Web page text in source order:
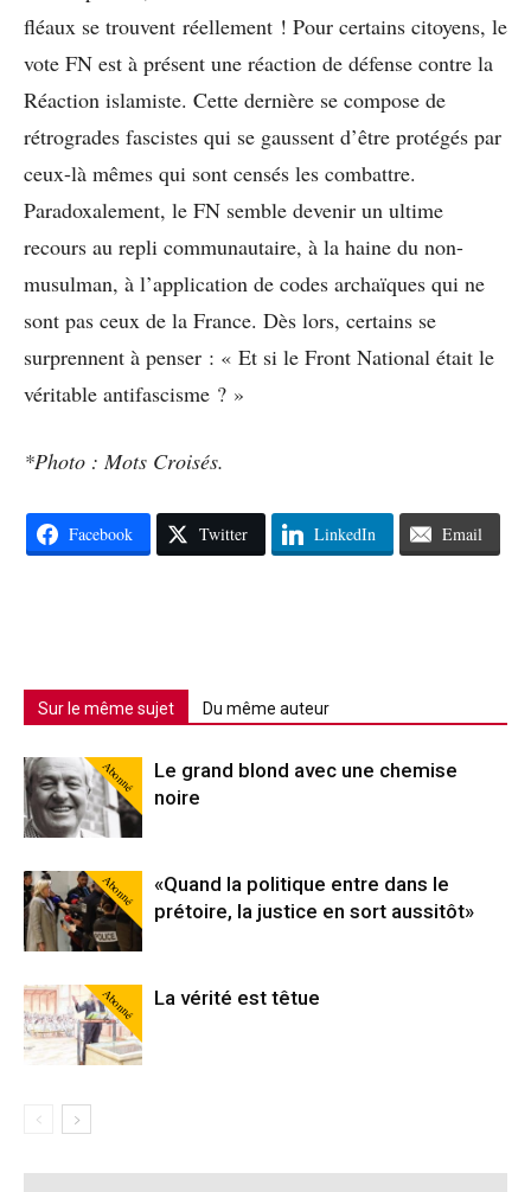
fléaux se trouvent réellement ! Pour certains citoyens, le
vote FN est à présent une réaction de défense contre la
Réaction islamiste. Cette dernière se compose de
rétrogrades fascistes qui se gaussent d’être protégés par
ceux-là mêmes qui sont censés les combattre.
Paradoxalement, le FN semble devenir un ultime
recours au repli communautaire, à la haine du non-
musulman, à l’application de codes archaïques qui ne
sont pas ceux de la France. Dès lors, certains se
surprennent à penser : « Et si le Front National était le
véritable antifascisme ? »
*Photo : Mots Croisés.
Facebook Twitter LinkedIn Email
Sur le même sujet Du même auteur
Abonné
Le grand blond avec une chemise
noire
Abonné
«Quand la politique entre dans le
prétoire, la justice en sort aussitôt»
Abonné La vérité est têtue